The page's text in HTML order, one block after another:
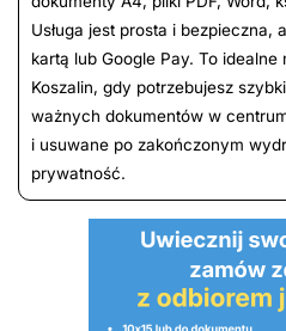
Usługa jest prosta i bezpieczna,
kartą lub Google Pay. To
Koszalin, gdy potrzebujesz
ważnych dokumentów w
i usuwane po zakończonym
prywatność.